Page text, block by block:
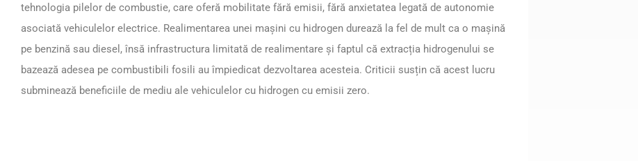
tehnologia pilelor de combustie, care oferă mobilitate fără emisii, fără anxietatea legată de autonomie
asociată vehiculelor electrice. Realimentarea unei mașini cu hidrogen durează la fel de mult ca o mașină
pe benzină sau diesel, însă infrastructura limitată de realimentare și faptul că extracția hidrogenului se
bazează adesea pe combustibili fosili au împiedicat dezvoltarea acesteia. Criticii susțin că acest lucru
subminează beneficiile de mediu ale vehiculelor cu hidrogen cu emisii zero.